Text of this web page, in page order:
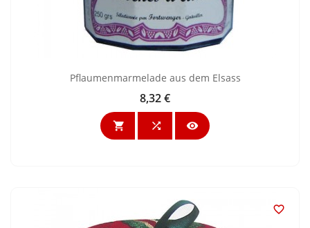
Pflaumenmarmelade aus dem Elsass
Preis
8,32 €
  
